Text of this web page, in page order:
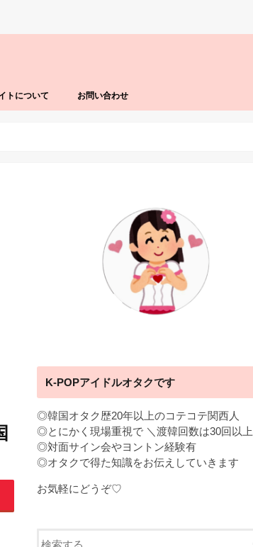
トについて お問い合わせ
K-POPアイドルオタクです
◎韓国オタク歴20年以上のコテコテ関西人
◎とにかく現場重視で ＼渡韓回数は30回以
◎対面サイン会やヨントン経験有
◎オタクで得た知識をお伝えしていきます
お気軽にどうぞ♡